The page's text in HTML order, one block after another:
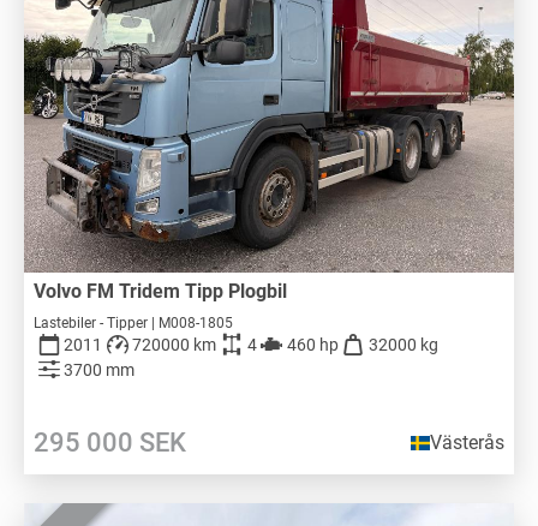
Volvo FM Tridem Tipp Plogbil
Lastebiler - Tipper | M008-1805
2011 720000 km 4 460 hp
32000 kg
3700 mm
295 000 SEK Västerås